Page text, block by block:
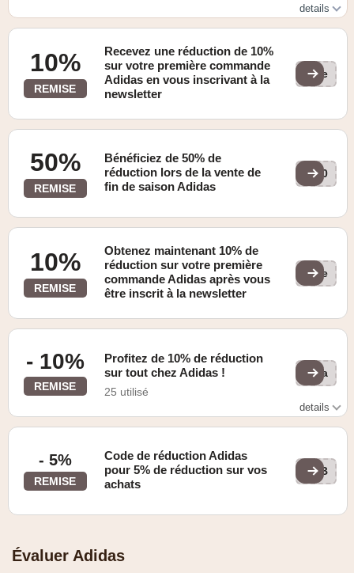
details
10%
REMISE
Recevez une réduction de 10%
sur votre première commande
Adidas en vous inscrivant à la
newsletter
(ge
50%
REMISE
Bénéficiez de 50% de
réduction lors de la vente de
fin de saison Adidas
770
10%
REMISE
Obtenez maintenant 10% de
réduction sur votre première
commande Adidas après vous
être inscrit à la newsletter
(ge
- 10%
REMISE
Profitez de 10% de réduction
sur tout chez Adidas !
25 utilisé
via
details
- 5%
REMISE
Code de réduction Adidas
pour 5% de réduction sur vos
achats
DEB
Évaluer Adidas